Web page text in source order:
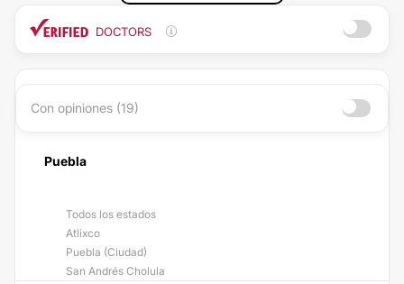
DOCTORS
Con opiniones (19)
Puebla
Todos los estados
Atlixco
Puebla (Ciudad)
San Andrés Cholula